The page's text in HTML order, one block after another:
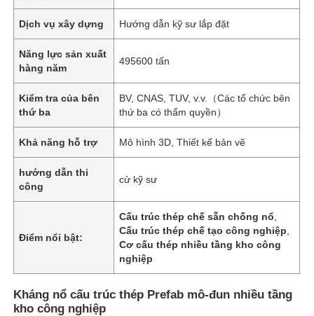
Nhà
Dịch vụ xây dựng Hướng dẫn kỹ sư lắp đặt
Năng lực sản xuất
hàng năm
495600 tấn
Kiểm tra của bên
thứ ba
BV, CNAS, TUV, v.v.（Các tổ chức bên
thứ ba có thẩm quyền）
Khả năng hỗ trợ Mô hình 3D, Thiết kế bản vẽ
hướng dẫn thi
công
cử kỹ sư
Điểm nổi bật:
Cấu trúc thép chế sẵn chống nổ
Cấu trúc thép chế tạo công nghiệp
Cơ cấu thép nhiều tầng kho công
nghiệp
Kháng nổ cấu trúc thép Prefab mô-đun nhiều tầng
kho công nghiệp